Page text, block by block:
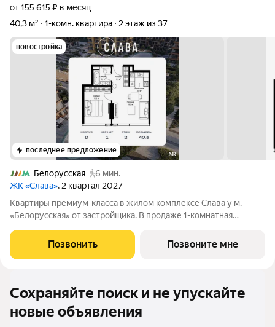
от 155 615 ₽ в месяц
40,3 м²
1-комн. квартира 2 этаж из 37
новостройка
последнее предложение
Белорусская
6 мин.
ЖК «Слава», 2 квартал 2027
Квартиры премиум-класса в жилом комплексе Слава у м.
«Белорусская» от застройщика. В продаже 1-комнатная
Новый современный жилой комплекс премиум-класса Слава
расположен в той части центра, где
Позвонить Позвоните мне
Сохраняйте поиск и не упускайте
новые объявления